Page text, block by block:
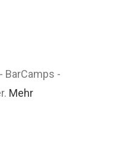
BarCamps -
Mehr